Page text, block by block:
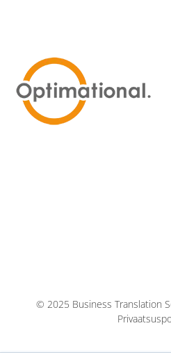
© 2025 Business Translation